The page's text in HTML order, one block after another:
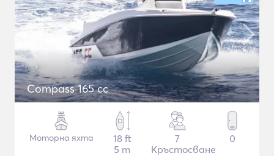
Compass 165 cc
Моторна яхта
18 ft
5 m
7
Кръстосване
0